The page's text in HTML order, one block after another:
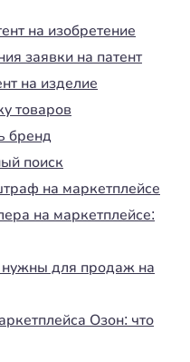
на изобретение
заявки на патент
на изделие
товаров
бренд
поиск
на маркетплейсе
на маркетплейсе:
для продаж на
Озон: что